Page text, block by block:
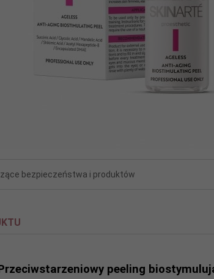
bezpieczeństwa i produktów
peeling